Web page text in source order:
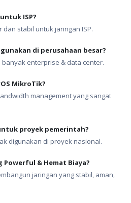
ISP?
dan stabil untuk jaringan ISP.
di perusahaan besar?
banyak enterprise & data center.
MikroTik?
management yang sangat
proyek pemerintah?
digunakan di proyek nasional.
Powerful & Hemat Biaya?
jaringan yang stabil, aman,